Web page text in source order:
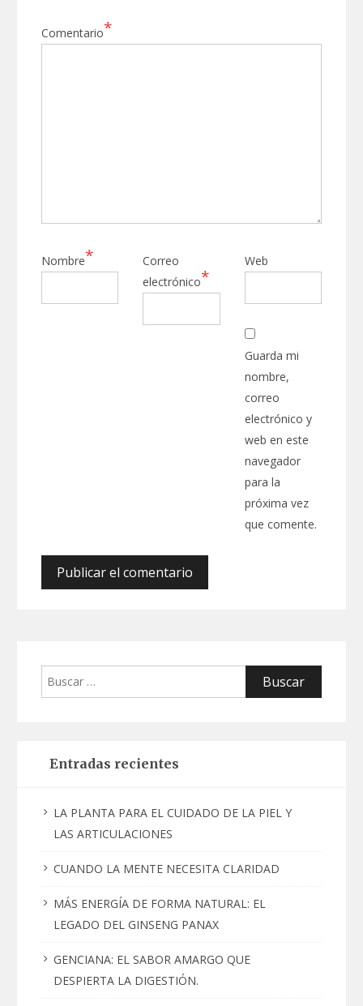
Comentario*
Nombre*
Correo
electrónico*
Web
Guarda mi
nombre,
correo
electrónico y
web en este
navegador
para la
próxima vez
que comente.
Buscar:
Entradas recientes
LA PLANTA PARA EL CUIDADO DE LA PIEL Y
LAS ARTICULACIONES
CUANDO LA MENTE NECESITA CLARIDAD
MÁS ENERGÍA DE FORMA NATURAL: EL
LEGADO DEL GINSENG PANAX
GENCIANA: EL SABOR AMARGO QUE
DESPIERTA LA DIGESTIÓN.